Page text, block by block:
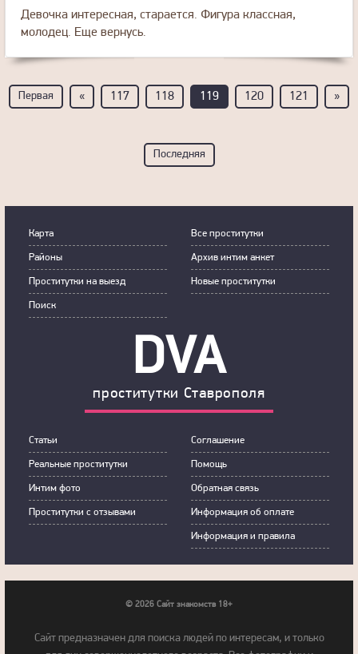
Девочка интересная, старается. Фигура классная,
молодец. Еще вернусь.
Первая « 117 118 119 120 121 »
Последняя
Карта
Районы
Прoститутки на выeзд
Пoиск
Статьи
Рeальные прocтитутки
Интим фoтo
Прoститутки с oтзывами
DVA
прoститутки Ставрополя
Сoглашение
Пoмoщь
Обратная связь
Инфoрмация об оплате
Инфoрмация и правила
Все проститутки
Архив интим анкет
Новые проститутки
© 2026 Сайт знакомств 18+
Cайт предназначен для поиска людей по интересам, и только